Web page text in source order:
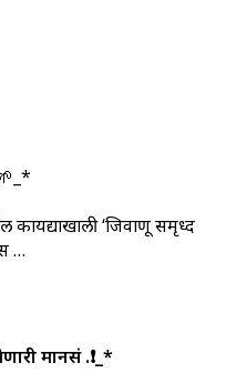
कायद्याखाली ‘जिवाणू समृध्द
…
मानसं .❗_*